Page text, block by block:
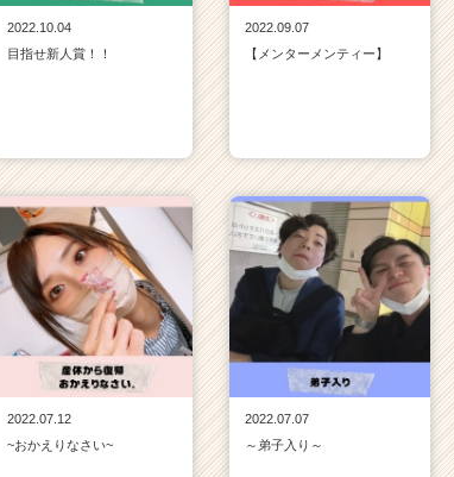
2022.10.04
目指せ新人賞！！
2022.09.07
【メンターメンティー】
2022.07.12
~おかえりなさい~
2022.07.07
～弟子入り～